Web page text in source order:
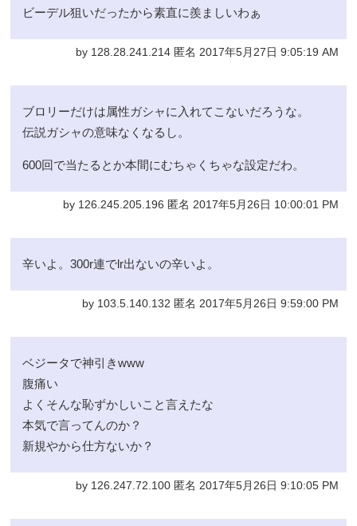
ビーデル狙いだったから素直に羨ましいわぁ
by 128.28.241.214 匿名 2017年5月27日 9:05:19 AM
ブロリーだけは属性ガシャに入れてこないだろうな。
伝説ガシャの意味なくなるし。
600回で当たるとか本間にむちゃくちゃな設定だわ。
by 126.245.205.196 匿名 2017年5月26日 10:00:01 PM
辛いよ。300r連でlr出ないの辛いよ。
by 103.5.140.132 匿名 2017年5月26日 9:59:00 PM
ベジータで神引きwww
腹痛い
よくそんな恥ずかしいこと言えたな
本気で言ってんのか？
新規やから仕方ないか？
by 126.247.72.100 匿名 2017年5月26日 9:10:05 PM